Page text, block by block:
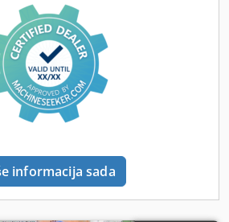
informacija sada